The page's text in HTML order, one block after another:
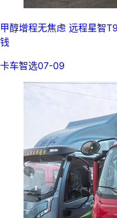
甲醇增程无焦虑 远程星智
钱
卡车智选07-09